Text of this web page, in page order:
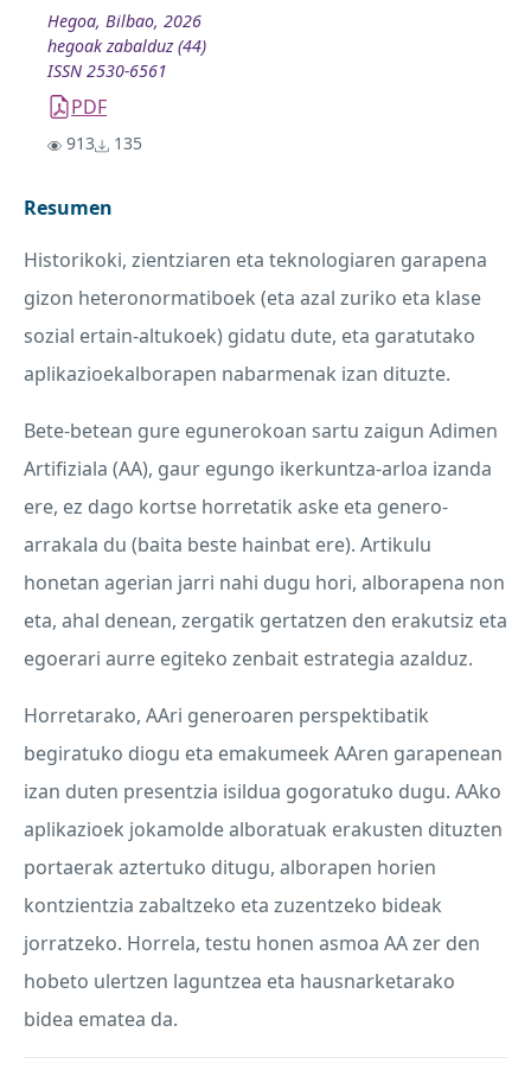
Hegoa, Bilbao, 2026
hegoak zabalduz (44)
ISSN 2530-6561
PDF
913 135
Resumen
Historikoki, zientziaren eta teknologiaren garapena
gizon heteronormatiboek (eta azal zuriko eta klase
sozial ertain-altukoek) gidatu dute, eta garatutako
aplikazioekalborapen nabarmenak izan dituzte.
Bete-betean gure egunerokoan sartu zaigun Adimen
Artifiziala (AA), gaur egungo ikerkuntza-arloa izanda
ere, ez dago kortse horretatik aske eta genero-
arrakala du (baita beste hainbat ere). Artikulu
honetan agerian jarri nahi dugu hori, alborapena non
eta, ahal denean, zergatik gertatzen den erakutsiz eta
egoerari aurre egiteko zenbait estrategia azalduz.
Horretarako, AAri generoaren perspektibatik
begiratuko diogu eta emakumeek AAren garapenean
izan duten presentzia isildua gogoratuko dugu. AAko
aplikazioek jokamolde alboratuak erakusten dituzten
portaerak aztertuko ditugu, alborapen horien
kontzientzia zabaltzeko eta zuzentzeko bideak
jorratzeko. Horrela, testu honen asmoa AA zer den
hobeto ulertzen laguntzea eta hausnarketarako
bidea ematea da.